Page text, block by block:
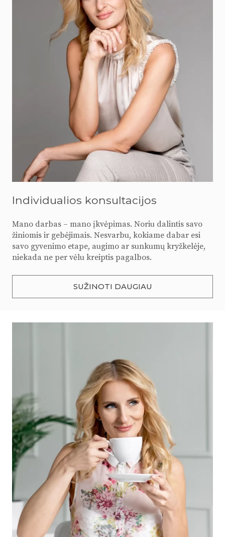
Individualios konsultacijos
Mano darbas – mano įkvėpimas. Noriu dalintis savo
žiniomis ir gebėjimais. Nesvarbu, kokiame dabar esi
savo gyvenimo etape, augimo ar sunkumų kryžkelėje,
niekada ne per vėlu kreiptis pagalbos.
SUŽINOTI DAUGIAU